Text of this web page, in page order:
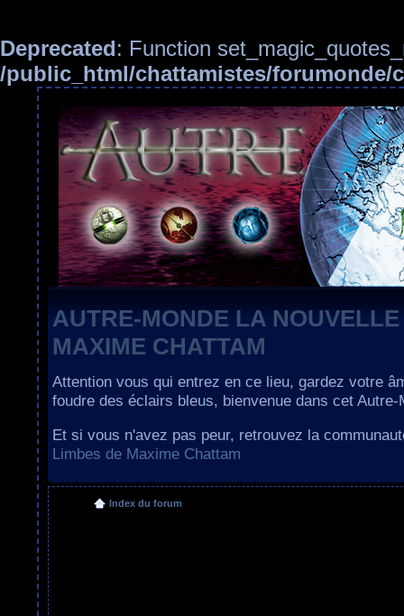
Deprecated: Function
/public_html/chattamistes/forumonde/
AUTRE-MONDE LA
MAXIME CHATTAM
Attention vous qui entrez en ce lieu, gardez votre
foudre des éclairs bleus, bienvenue dans cet Autre-
Et si vous n'avez pas peur, retrouvez la
Limbes de Maxime Chattam
Index du forum